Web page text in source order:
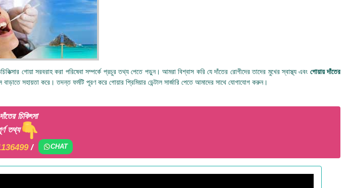
গোয়া সরবরাহ করা পরিষেবা সম্পর্কে প্রচুর তথ্য পেতে পড়ুন। আমরা বিশ্বাস করি যে দাঁতের রোগীদের তাদের মুখের স্বাস্থ্য এবং গোয়ায় দাঁতের
সহায়তা করে। তদন্ত ফর্মটি পূরণ করে গোয়ার প্রিমিয়ার ডেন্টাল সার্জারি পেতে আমাদের সাথে যোগাযোগ করুন।
চিকিৎসা
তথ্য
/ CHAT